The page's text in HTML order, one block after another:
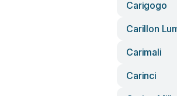
Carigogo
Carillon
Carimali
Carinci